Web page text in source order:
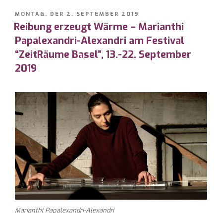
und
die
Unabhängigkeit
der
Objekte“
VERÖFFENTLICHT
AM
MONTAG, DER 2. SEPTEMBER 2019
Reibung erzeugt Wärme – Marianthi
Papalexandri-Alexandri am Festival
“ZeitRäume Basel”, 13.-22. September
2019
Marianthi Papalexandri-Alexandri